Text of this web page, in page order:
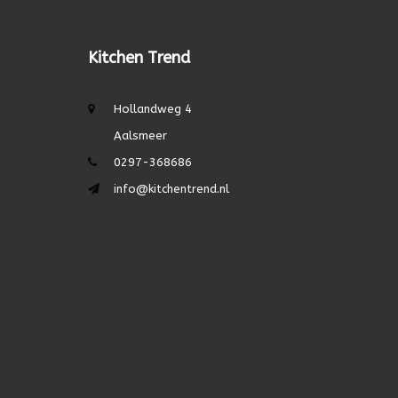
Kitchen Trend
Hollandweg 4
Aalsmeer
0297-368686
info@kitchentrend.nl